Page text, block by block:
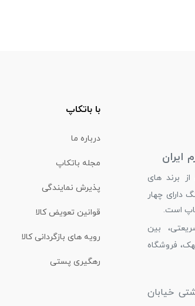
ایران
از برند های
دارای چهار
است.
بین
فروشگاه
خیابان
با باتکاپ
درباره ما
مجله باتکاپ
پذیرش نمایندگی
قوانین تعویض کالا
رویه های بازگردانی کالا
رهگیری پستی